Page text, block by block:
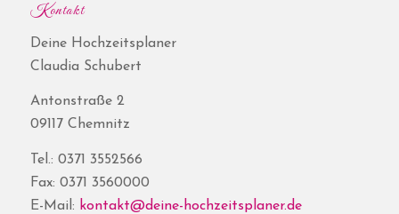
Kontakt
Deine Hochzeitsplaner
Claudia Schubert
Antonstraße 2
09117 Chemnitz
Tel.: 0371 3552566
Fax: 0371 3560000
E-Mail: kontakt@deine-hochzeitsplaner.de